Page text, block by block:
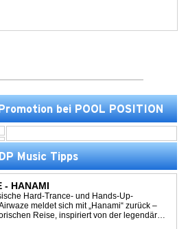
bei POOL POSITION
Music Tipps
- HANAMI
Hard-Trance- und Hands-Up-
meldet sich mit „Hanami“ zurück –
Reise, inspiriert von der legendären